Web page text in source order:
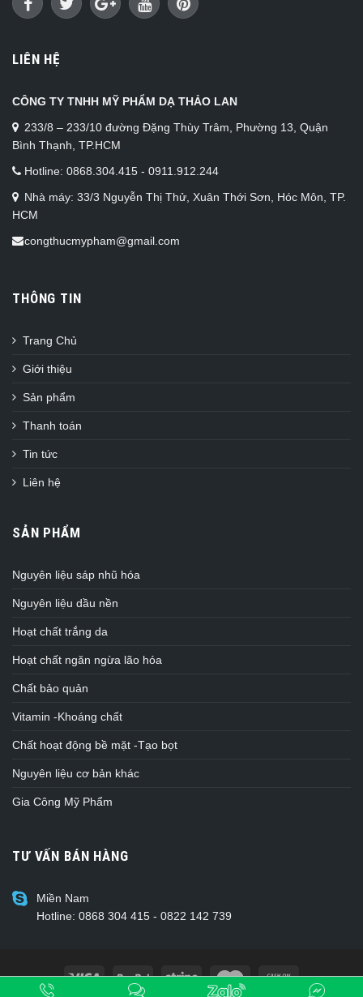
LIÊN HỆ
CÔNG TY TNHH MỸ PHẨM DẠ THẢO LAN
233/8 – 233/10 đường Đặng Thùy Trâm, Phường 13, Quận
Bình Thạnh, TP.HCM
Hotline: 0868.304.415 - 0911.912.244
Nhà máy: 33/3 Nguyễn Thị Thử, Xuân Thới Sơn, Hóc Môn, TP.
HCM
congthucmypham@gmail.com
THÔNG TIN
Trang Chủ
Giới thiệu
Sản phẩm
Thanh toán
Tin tức
Liên hệ
SẢN PHẨM
Nguyên liệu sáp nhũ hóa
Nguyên liệu dầu nền
Hoạt chất trắng da
Hoạt chất ngăn ngừa lão hóa
Chất bảo quản
Vitamin -Khoáng chất
Chất hoạt động bề mặt -Tạo bọt
Nguyên liệu cơ bản khác
Gia Công Mỹ Phẩm
TƯ VẤN BÁN HÀNG
Miền Nam
Hotline: 0868 304 415 - 0822 142 739